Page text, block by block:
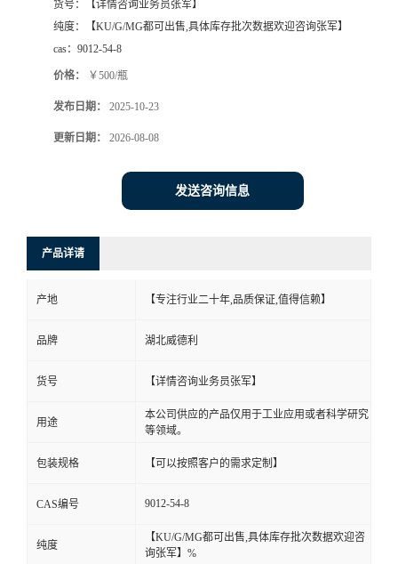
货号：
【详情咨询业务员张军】
纯度：
【KU/G/MG都可出售,具体库存批次数据欢迎咨询张军】
cas： 9012-54-8
价格： ￥500/瓶
发布日期： 2025-10-23
更新日期： 2026-08-08
发送咨询信息
产品详请
产地 【专注行业二十年,品质保证,值得信赖】
品牌 湖北威德利
货号 【详情咨询业务员张军】
用途
本公司供应的产品仅用于工业应用或者科学研究
等领域。
包装规格 【可以按照客户的需求定制】
CAS编号 9012-54-8
纯度
【KU/G/MG都可出售,具体库存批次数据欢迎咨
询张军】%